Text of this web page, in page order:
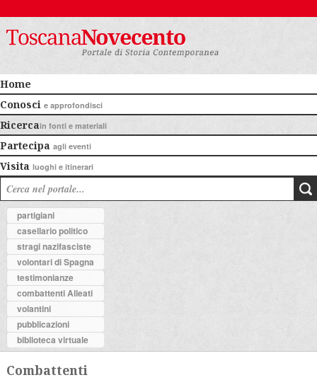
Home
Conosci e approfondisci
Ricercain fonti e materiali
Partecipa agli eventi
Visita luoghi e itinerari
partigiani
casellario politico
stragi nazifasciste
volontari di Spagna
testimonianze
combattenti Alleati
volantini
pubblicazioni
biblioteca virtuale
Combattenti